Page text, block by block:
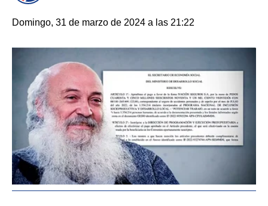
Domingo, 31 de marzo de 2024 a las 21:22